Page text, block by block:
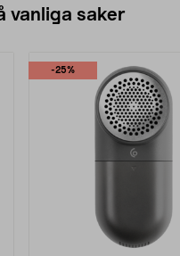
vanliga saker
-25%